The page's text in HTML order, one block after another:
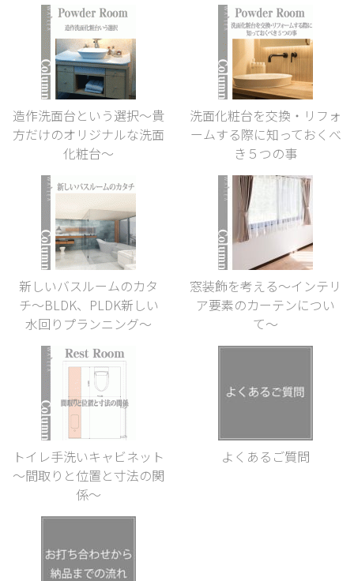
造作洗面台という選択〜貴
方だけのオリジナルな洗面
化粧台〜
洗面化粧台を交換・リフォ
ームする際に知っておくべ
き５つの事
新しいバスルームのカタ
チ〜BLDK、PLDK新しい
水回りプランニング〜
窓装飾を考える〜インテリ
ア要素のカーテンについ
て〜
トイレ手洗いキャビネット
～間取りと位置と寸法の関
係～
よくあるご質問